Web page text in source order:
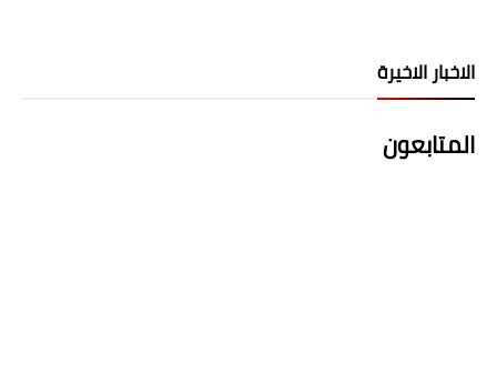
الاخبار الاخيرة
المتابعون